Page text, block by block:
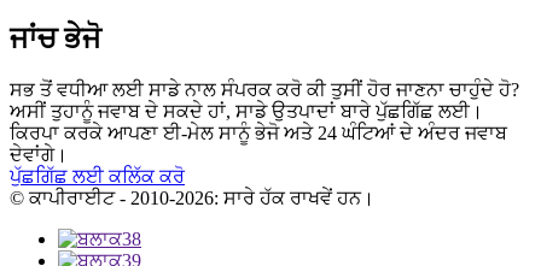
ਜਾਂਚ ਭੇਜੋ
ਸਭ ਤੋਂ ਵਧੀਆ ਲਈ ਸਾਡੇ ਨਾਲ ਸੰਪਰਕ ਕਰੋ ਕੀ ਤੁਸੀਂ ਹੋਰ ਜਾਣਨਾ ਚਾਹੁੰਦੇ ਹੋ?
ਅਸੀਂ ਤੁਹਾਨੂੰ ਜਵਾਬ ਦੇ ਸਕਦੇ ਹਾਂ, ਸਾਡੇ ਉਤਪਾਦਾਂ ਬਾਰੇ ਪੁੱਛਗਿੱਛ ਲਈ।
ਕਿਰਪਾ ਕਰਕੇ ਆਪਣਾ ਈ-ਮੇਲ ਸਾਨੂੰ ਭੇਜੋ ਅਤੇ 24 ਘੰਟਿਆਂ ਦੇ ਅੰਦਰ ਜਵਾਬ
ਦੇਵਾਂਗੇ।
ਪੁੱਛਗਿੱਛ ਲਈ ਕਲਿੱਕ ਕਰੋ
© ਕਾਪੀਰਾਈਟ - 2010-2026: ਸਾਰੇ ਹੱਕ ਰਾਖਵੇਂ ਹਨ।